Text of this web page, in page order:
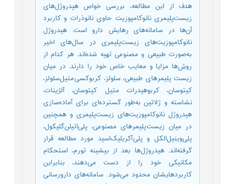
هدف از این مطالعه، بررسی خواص هیدروژل‌های
زیست‌پلیمری نانوکامپوزیت حاوی نانوذرات و کاربرد
آن‌ها در سامانه‌های رهایش دارو است. هیدروژل
نانوکامپوزیت‌های زیست‌پلیمری در سال‌های اخیر
به‌صورت طبیعی و مصنوعی تهیه شده‌اند. هر کدام از
روش‌ها مزایا و معایب خاص خود را دارند. در میان
زیست ‌پلیمرهای طبیعی، سلولز، کربوکسی متیل‌سلولز،
کیتوسان، کربوهیدرات متیل کیتوسان، آلژینات،
نشاسته و ژلاتین به‌طور گسترده‌ای برای آماده‌سازی
هیدروژل نانوکامپوزیت‌های زیست‌پلیمری و همچنین
در میان زیست پلیمرهای مصنوعی، پلی‌اتیلن‌گلیکول،
پلی‌وینیل‌الکل و پلی آکریلیک‌اسید مورد مطالعه قرار
گرفته‌اند. هیدروژل‌ها بعد از بیشینه تورم، استحکام
مکانیکی خود را از دست می‌دهند، بنابراین
کاربردهایشان محدود می‌شود. سامانه‌های دارورسانی